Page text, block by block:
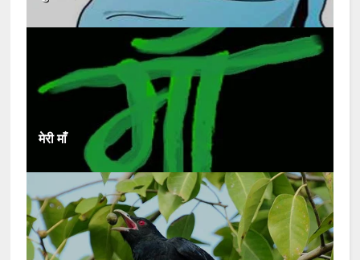
मेरी माँ